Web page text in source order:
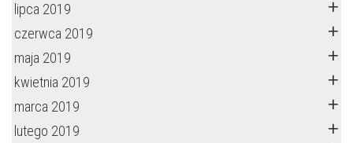
lipca 2019
czerwca 2019
maja 2019
kwietnia 2019
marca 2019
lutego 2019